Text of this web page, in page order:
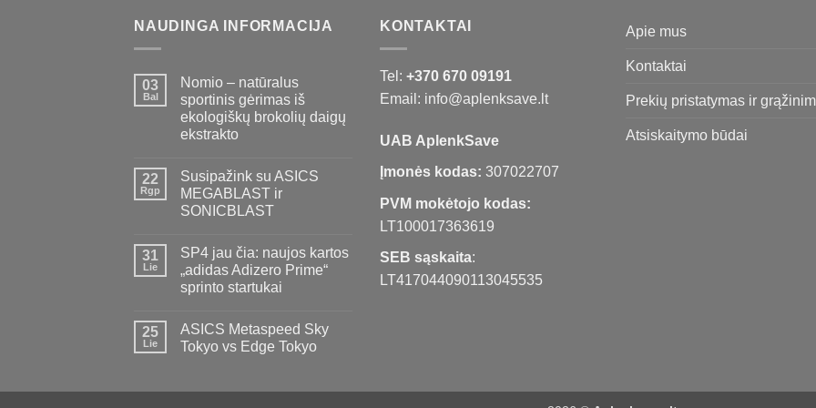
NAUDINGA INFORMACIJA
03
Bal
Nomio – natūralus
sportinis gėrimas iš
ekologiškų brokolių daigų
ekstrakto
22
Rgp
Susipažink su ASICS
MEGABLAST ir
SONICBLAST
31
Lie
SP4 jau čia: naujos kartos
„adidas Adizero Prime“
sprinto startukai
25
Lie
ASICS Metaspeed Sky
Tokyo vs Edge Tokyo
KONTAKTAI
Tel: +370 670 09191
Email: info@aplenksave.lt
UAB AplenkSave
Įmonės kodas: 307022707
PVM mokėtojo kodas:
LT100017363619
SEB sąskaita:
LT417044090113045535
Apie mus
Kontaktai
Prekių pristatymas ir
Atsiskaitymo būdai